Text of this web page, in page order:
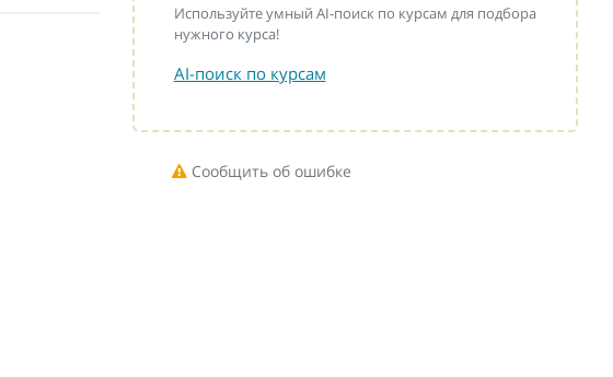
Используйте умный AI-поиск по курсам для подбора
нужного курса!
AI-поиск по курсам
Сообщить об ошибке